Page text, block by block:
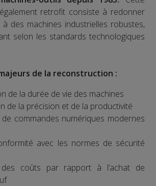
retrofit consiste à redonner
des machines industrielles robustes,
selon les standards technologiques
de la reconstruction :
de la durée de vie des machines
de la précision et de la productivité
commandes numériques modernes
avec les normes de sécurité
des coûts par rapport à l’achat de